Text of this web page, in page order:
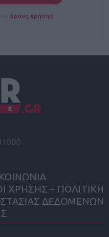
όρους χρήσης
ΧΡΗΣΗΣ – ΠΟΛΙΤΙΚΗ
ΔΕΔΟΜΕΝΩΝ